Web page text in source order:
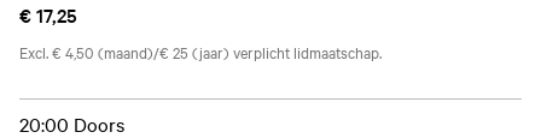
€ 17,25
Excl. € 4,50 (maand)/€ 25 (jaar) verplicht lidmaatschap.
20:00 Doors